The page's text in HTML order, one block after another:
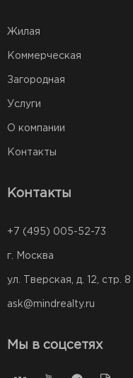
Жилая
Коммерческая
Загородная
Услуги
О компании
Контакты
Контакты
+7 (495) 005-52-73
г. Москва
ул. Тверская, д. 12, стр. 8
ask@mindrealty.ru
Мы в соцсетях